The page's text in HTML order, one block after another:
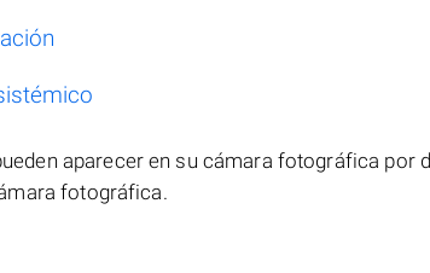
aparecer en su cámara fotográfica por
fotográfica.